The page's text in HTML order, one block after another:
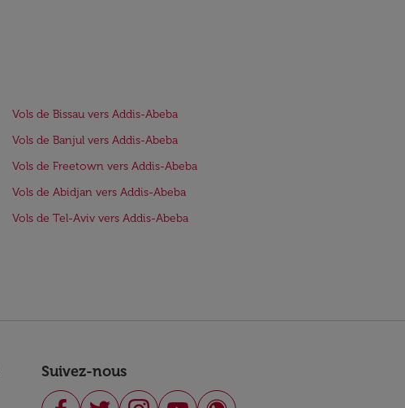
Vols de Bissau vers Addis-Abeba
Vols de Banjul vers Addis-Abeba
Vols de Freetown vers Addis-Abeba
Vols de Abidjan vers Addis-Abeba
Vols de Tel-Aviv vers Addis-Abeba
Suivez-nous